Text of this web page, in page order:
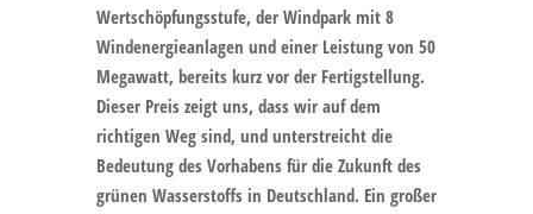
Wertschöpfungsstufe, der Windpark mit 8
Windenergieanlagen und einer Leistung von 50
Megawatt, bereits kurz vor der Fertigstellung.
Dieser Preis zeigt uns, dass wir auf dem
richtigen Weg sind, und unterstreicht die
Bedeutung des Vorhabens für die Zukunft des
grünen Wasserstoffs in Deutschland. Ein großer